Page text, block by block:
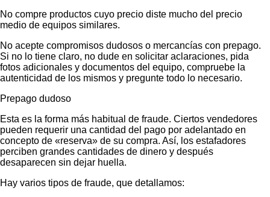
No compre productos cuyo precio diste mucho del precio
medio de equipos similares.
No acepte compromisos dudosos o mercancías con prepago.
Si no lo tiene claro, no dude en solicitar aclaraciones, pida
fotos adicionales y documentos del equipo, compruebe la
autenticidad de los mismos y pregunte todo lo necesario.
Prepago dudoso
Esta es la forma más habitual de fraude. Ciertos vendedores
pueden requerir una cantidad del pago por adelantado en
concepto de «reserva» de su compra. Así, los estafadores
perciben grandes cantidades de dinero y después
desaparecen sin dejar huella.
Hay varios tipos de fraude, que detallamos: